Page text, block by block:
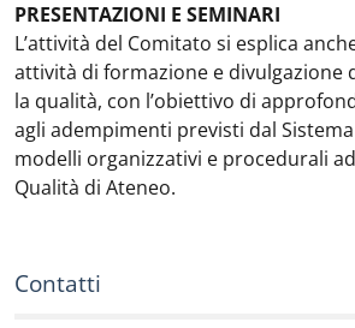
PRESENTAZIONI E SEMINARI
L’attività del Comitato si esplica
attività di formazione e divulgazione
la qualità, con l’obiettivo di
agli adempimenti previsti dal
modelli organizzativi e procedurali
Qualità di Ateneo.
Contatti